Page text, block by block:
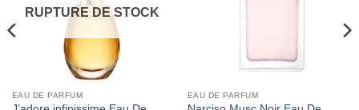
RUPTURE DE STOCK
EAU DE PARFUM EAU DE PARFUM